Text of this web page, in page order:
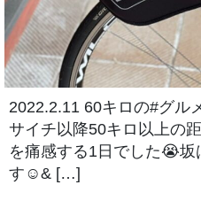
2022.2.11 60キロの#グル
サイチ以降50キロ以上の
を痛感する1日でした😭
す☺& […]